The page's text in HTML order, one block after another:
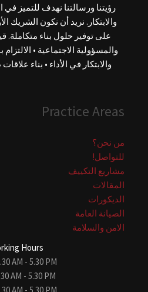
رؤيتنا ورسالتنا نهدف للتميز
والابتكار. نريد أن نكون الشريك
على توفير حلول بناء متكاملة.
والمسؤولية الاجتماعية • الالتزام
والابتكار في الأداء • بناء
Practice Areas
من نحن؟
للتواصل!
مشاريع التكييف
المقالات
الديكورات
الصيانة العامة
الامن والسلامة
Hours
AM - 5.30 PM
AM - 5.30 PM
AM - 5.30 PM